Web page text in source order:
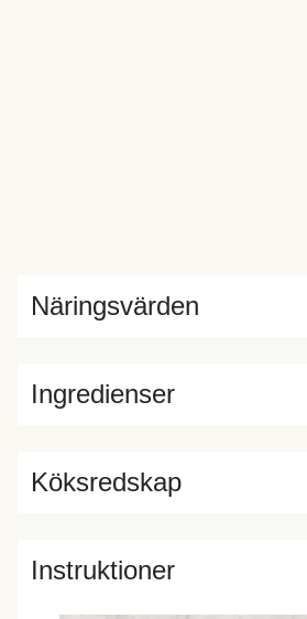
Ingredienser
Näringsvärden
Köksredskap
Instruktioner